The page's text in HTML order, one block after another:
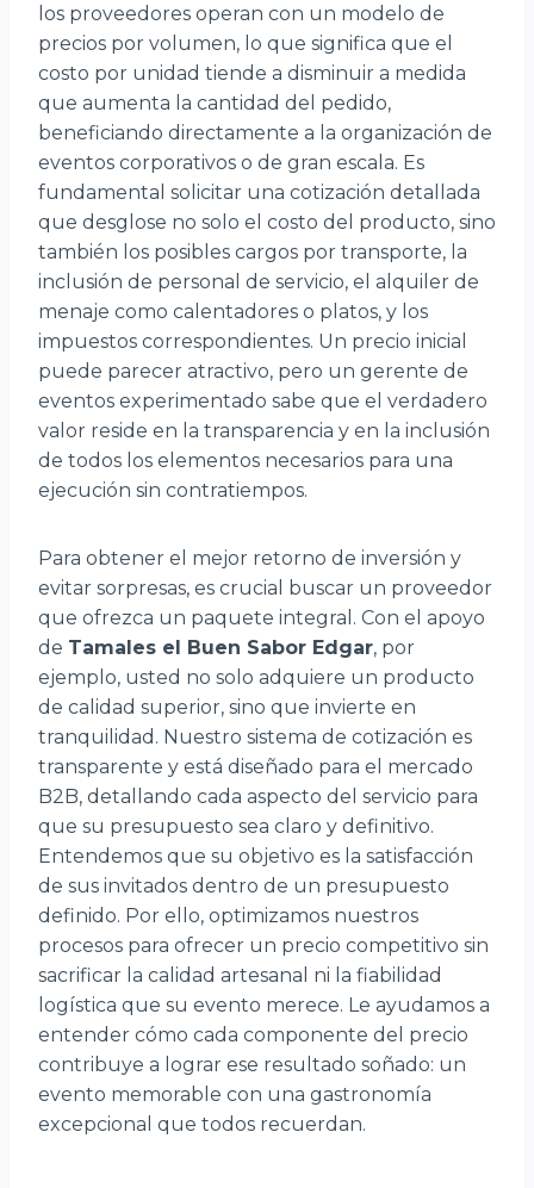
los proveedores operan con un modelo de
precios por volumen, lo que significa que el
costo por unidad tiende a disminuir a medida
que aumenta la cantidad del pedido,
beneficiando directamente a la organización de
eventos corporativos o de gran escala. Es
fundamental solicitar una cotización detallada
que desglose no solo el costo del producto, sino
también los posibles cargos por transporte, la
inclusión de personal de servicio, el alquiler de
menaje como calentadores o platos, y los
impuestos correspondientes. Un precio inicial
puede parecer atractivo, pero un gerente de
eventos experimentado sabe que el verdadero
valor reside en la transparencia y en la inclusión
de todos los elementos necesarios para una
ejecución sin contratiempos.
Para obtener el mejor retorno de inversión y
evitar sorpresas, es crucial buscar un proveedor
que ofrezca un paquete integral. Con el apoyo
de Tamales el Buen Sabor Edgar, por
ejemplo, usted no solo adquiere un producto
de calidad superior, sino que invierte en
tranquilidad. Nuestro sistema de cotización es
transparente y está diseñado para el mercado
B2B, detallando cada aspecto del servicio para
que su presupuesto sea claro y definitivo.
Entendemos que su objetivo es la satisfacción
de sus invitados dentro de un presupuesto
definido. Por ello, optimizamos nuestros
procesos para ofrecer un precio competitivo sin
sacrificar la calidad artesanal ni la fiabilidad
logística que su evento merece. Le ayudamos a
entender cómo cada componente del precio
contribuye a lograr ese resultado soñado: un
evento memorable con una gastronomía
excepcional que todos recuerdan.